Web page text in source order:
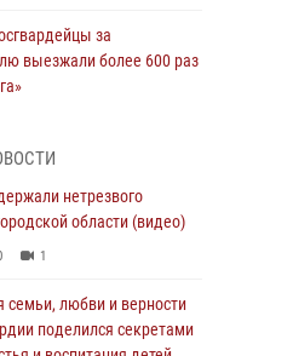
за
выезжали более 600 раз
сотрудники
следам» задержали
стрельбу
продолжаются
всероссийской
нетрезвого
области (видео)
1
семьи, любви и верности
поделился секретами